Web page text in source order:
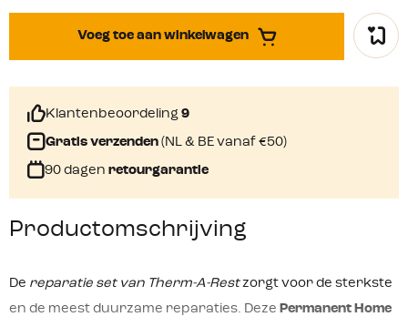
Voeg toe aan winkelwagen
Klantenbeoordeling 9
Gratis verzenden (NL & BE vanaf €50)
90 dagen retourgarantie
Productomschrijving
De reparatie set van Therm-A-Restzorgt voor de sterkste
en de meest duurzame reparaties. Deze Permanent Home